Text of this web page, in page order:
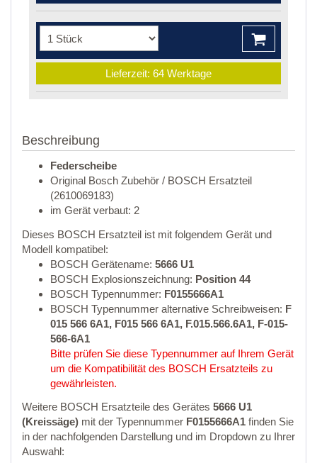
Lieferzeit: 64 Werktage
Beschreibung
Federscheibe
Original Bosch Zubehör / BOSCH Ersatzteil
(2610069183)
im Gerät verbaut: 2
Dieses BOSCH Ersatzteil ist mit folgendem Gerät und
Modell kompatibel:
BOSCH Gerätename: 5666 U1
BOSCH Explosionszeichnung: Position 44
BOSCH Typennummer: F0155666A1
BOSCH Typennummer alternative Schreibweisen: F
015 566 6A1, F015 566 6A1, F.015.566.6A1, F-015-
566-6A1
Bitte prüfen Sie diese Typennummer auf Ihrem Gerät
um die Kompatibilität des BOSCH Ersatzteils zu
gewährleisten.
Weitere BOSCH Ersatzteile des Gerätes 5666 U1
(Kreissäge) mit der Typennummer F0155666A1 finden Sie
in der nachfolgenden Darstellung und im Dropdown zu Ihrer
Auswahl: